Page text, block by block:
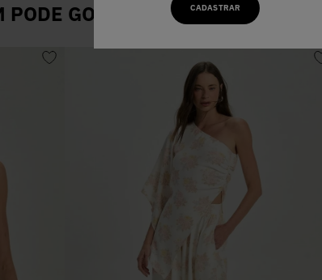
CADASTRAR
GOSTAR DE..